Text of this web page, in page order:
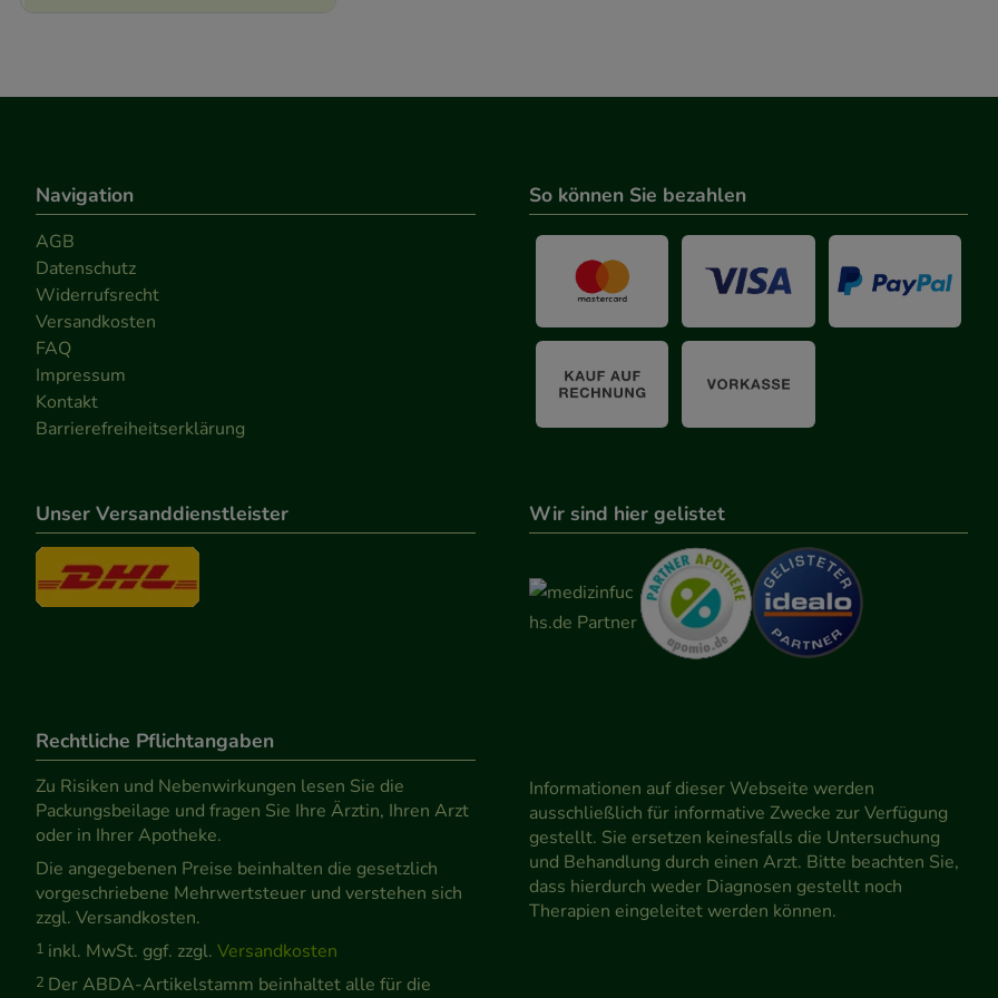
Navigation
AGB
Datenschutz
Widerrufsrecht
Versandkosten
FAQ
Impressum
Kontakt
Barrierefreiheitserklärung
So können Sie bezahlen
Unser Versanddienstleister Wir sind hier gelistet
Rechtliche Pflichtangaben
Zu Risiken und Nebenwirkungen lesen Sie die
Packungsbeilage und fragen Sie Ihre Ärztin, Ihren Arzt
oder in Ihrer Apotheke.
Die angegebenen Preise beinhalten die gesetzlich
vorgeschriebene Mehrwertsteuer und verstehen sich
zzgl. Versandkosten.
1 inkl. MwSt. ggf. zzgl. Versandkosten
2 Der ABDA-Artikelstamm beinhaltet alle für die
Informationen auf dieser Webseite werden
ausschließlich für informative Zwecke zur Verfügung
gestellt. Sie ersetzen keinesfalls die Untersuchung
und Behandlung durch einen Arzt. Bitte beachten Sie,
dass hierdurch weder Diagnosen gestellt noch
Therapien eingeleitet werden können.